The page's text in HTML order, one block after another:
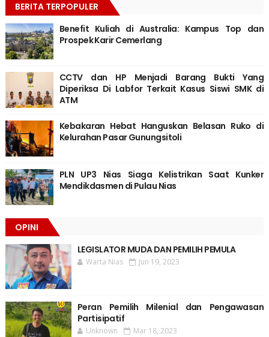
BERITA TERPOPULER
Benefit Kuliah di Australia: Kampus Top dan
Prospek Karir Cemerlang
CCTV dan HP Menjadi Barang Bukti Yang
Diperiksa Di Labfor Terkait Kasus Siswi SMK di
ATM
Kebakaran Hebat Hanguskan Belasan Ruko di
Kelurahan Pasar Gunungsitoli
PLN UP3 Nias Siaga Kelistrikan Saat Kunker
Mendikdasmen di Pulau Nias
OPINI
LEGISLATOR MUDA DAN PEMILIH PEMULA
Warta Nias Jun 19, 2023
Peran Pemilih Milenial dan Pengawasan
Partisipatif
Unknown Mar 18, 2023